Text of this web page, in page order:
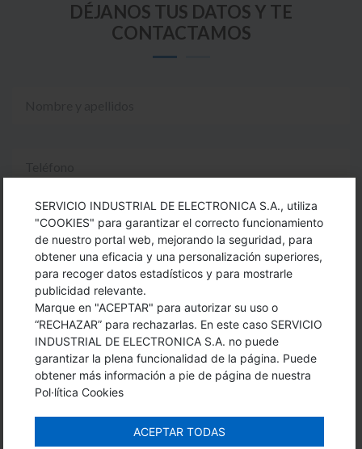
DÉJANOS TUS DATOS Y TE
CONTACTAMOS
He leído y acepto lascondiciones de privacidad
SERVICIO INDUSTRIAL DE ELECTRONICA S.A., utiliza
"COOKIES" para garantizar el correcto funcionamiento
de nuestro portal web, mejorando la seguridad, para
obtener una eficacia y una personalización superiores,
para recoger datos estadísticos y para mostrarle
publicidad relevante.
Marque en "ACEPTAR" para autorizar su uso o
“RECHAZAR” para rechazarlas. En este caso SERVICIO
INDUSTRIAL DE ELECTRONICA S.A. no puede
garantizar la plena funcionalidad de la página. Puede
obtener más información a pie de página de nuestra
Pol·lítica Cookies
ACEPTAR TODAS